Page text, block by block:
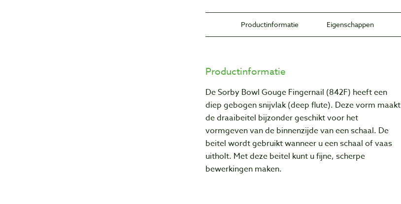
Productinformatie Eigenschappen
Productinformatie
De Sorby Bowl Gouge Fingernail (842F) heeft een
diep gebogen snijvlak (deep flute). Deze vorm maakt
de draaibeitel bijzonder geschikt voor het
vormgeven van de binnenzijde van een schaal. De
beitel wordt gebruikt wanneer u een schaal of vaas
uitholt. Met deze beitel kunt u fijne, scherpe
bewerkingen maken.